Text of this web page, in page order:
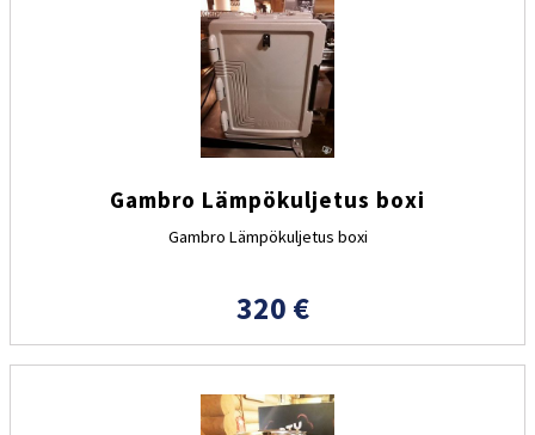
Gambro Lämpökuljetus boxi
Gambro Lämpökuljetus boxi
320 €